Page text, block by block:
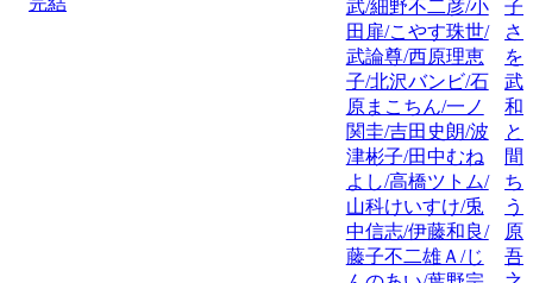
武/細野不二彦/小
田扉/こやす珠世/
武論尊/西原理恵
子/北沢バンビ/石
原まこちん/一ノ
関圭/吉田史朗/波
津彬子/田中むね
よし/高橋ツトム/
山科けいすけ/兎
中信志/伊藤和良/
藤子不二雄Ａ/じ
子
さ
を
武/
和
と
間
ち
う
原
吾/